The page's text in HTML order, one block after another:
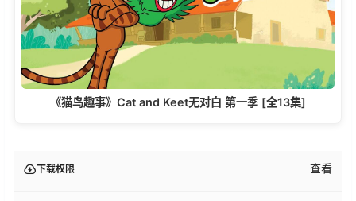
《猫鸟趣事》Cat and Keet无对白 第一季 [全13集]
下载权限 查看